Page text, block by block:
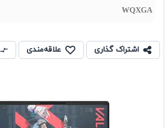
WQXGA
اشتراک گذاری علاقه‌مندی